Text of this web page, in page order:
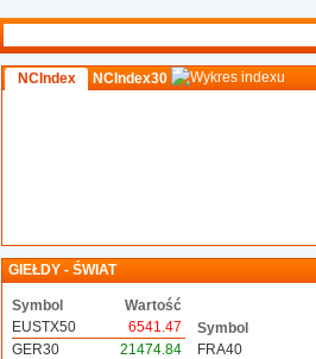
NCIndex NCIndex30
GIEŁDY - ŚWIAT
Symbol
Wartość
EUSTX50
6541.47
GER30
21474.84
Symbol
FRA40